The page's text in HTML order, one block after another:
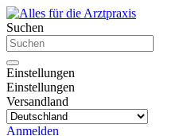
Suchen
Einstellungen
Einstellungen
Versandland
Anmelden